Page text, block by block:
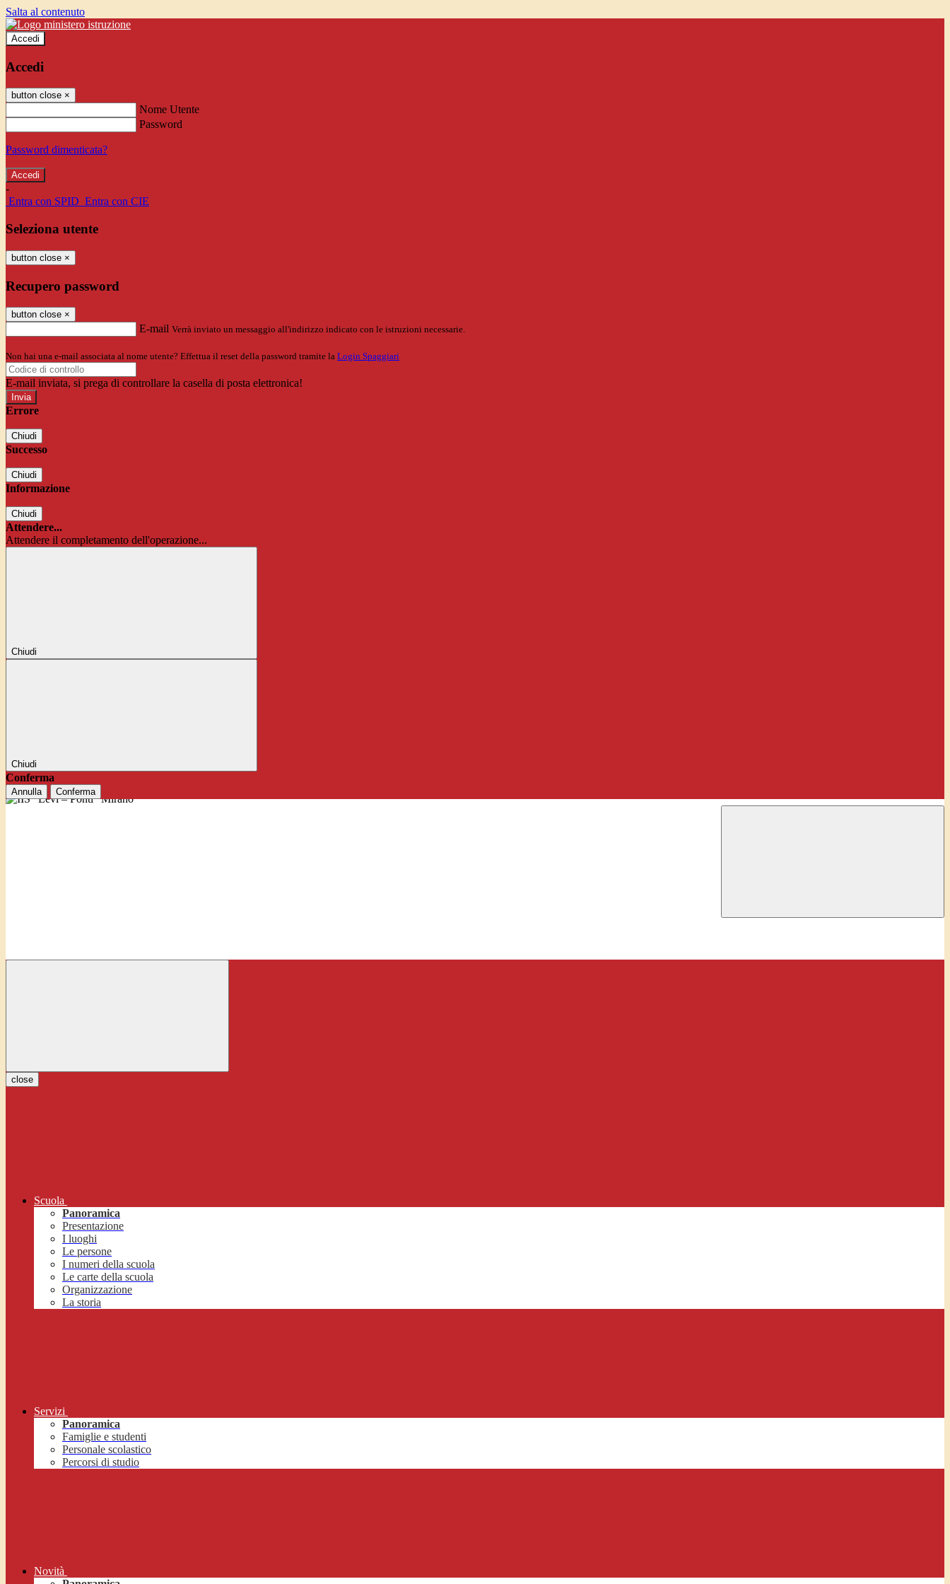
Salta al contenuto
Accedi
Accedi
button close ×
Nome Utente
Password
Password dimenticata?
-
Entra con SPID Entra con CIE
Seleziona utente
button close ×
Recupero password
button close ×
E-mail Verrà inviato un messaggio all'indirizzo indicato con le istruzioni necessarie.
Non hai una e-mail associata al nome utente? Effettua il reset della password tramite la Login Spaggiari
E-mail inviata, si prega di controllare la casella di posta elettronica!
Errore
Chiudi
Successo
Chiudi
Informazione
Chiudi
Attendere...
Attendere il completamento dell'operazione...
Chiudi
Chiudi
Conferma
Annulla Conferma
close
Scuola
Panoramica
Presentazione
I luoghi
Le persone
I numeri della scuola
Le carte della scuola
Organizzazione
La storia
Servizi
Panoramica
Famiglie e studenti
Personale scolastico
Percorsi di studio
Novità